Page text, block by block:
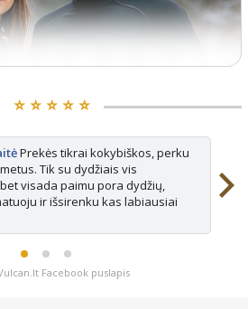
⭐️ ⭐️ ⭐️ ⭐️ ⭐️
Prekės tikrai kokybiškos, perku
Tik su dydžiais vis
visada paimu pora dydžių,
ir išsirenku kas labiausiai
Facebook puslapis